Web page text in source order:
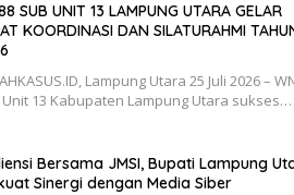
SUB UNIT 13 LAMPUNG UTARA GELAR
KOORDINASI DAN SILATURAHMI
Lampung Utara 25 Juli 2026 –
Unit 13 Kabupaten Lampung Utara sukses…
Bersama JMSI, Bupati Lampung
Sinergi dengan Media Siber